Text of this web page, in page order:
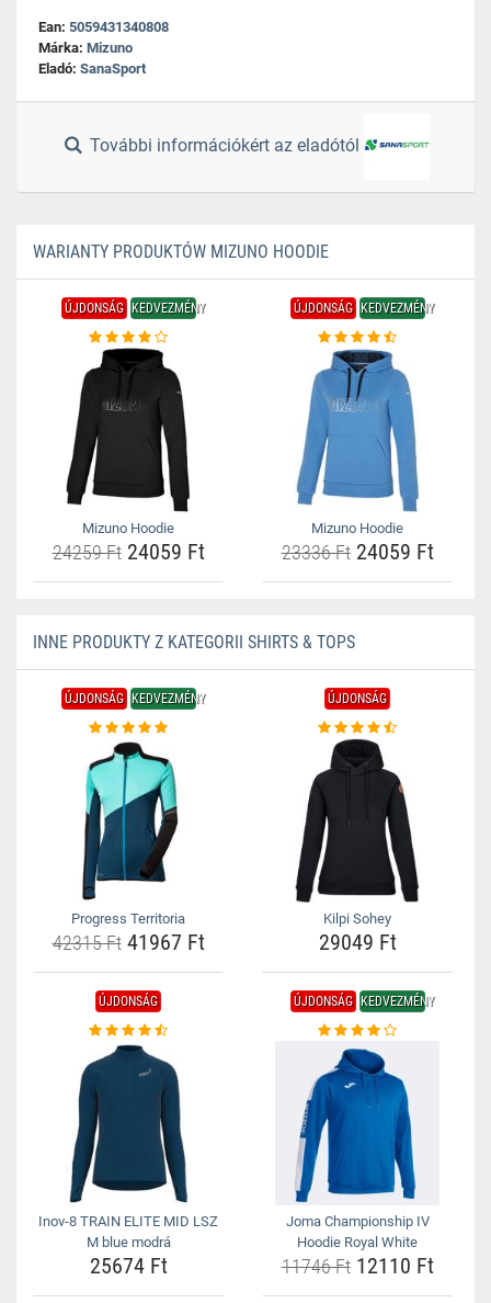
Ean: 5059431340808
Márka: Mizuno
Eladó: SanaSport
További információkért az eladótól
WARIANTY PRODUKTÓW MIZUNO HOODIE
ÚJDONSÁG KEDVEZMÉNY
Mizuno Hoodie
24259 Ft24059 Ft
ÚJDONSÁG KEDVEZMÉNY
Mizuno Hoodie
23336 Ft24059 Ft
INNE PRODUKTY Z KATEGORII SHIRTS & TOPS
ÚJDONSÁG KEDVEZMÉNY
Progress Territoria
42315 Ft41967 Ft
ÚJDONSÁG
Kilpi Sohey
29049 Ft
ÚJDONSÁG
Inov-8 TRAIN ELITE MID LSZ
M blue modrá
25674 Ft
ÚJDONSÁG KEDVEZMÉNY
Joma Championship IV
Hoodie Royal White
11746 Ft12110 Ft